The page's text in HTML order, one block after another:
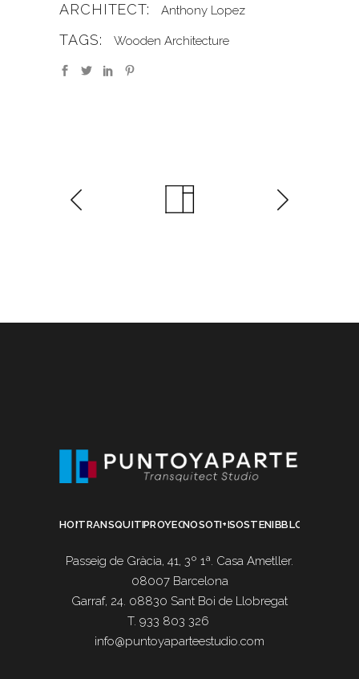
ARCHITECT: Anthony Lopez
TAGS: Wooden Architecture
HOMETRANSQUITECTURA
PROYECTOSNOSOTROS
I+DSOSTENIBILIDAD
BLOG
Passeig de Gràcia, 41, 3º 1ª. Casa Ametller.
08007 Barcelona
Garraf, 24. 08830 Sant Boi de Llobregat
T. 933 803 326
info@puntoyaparteestudio.com